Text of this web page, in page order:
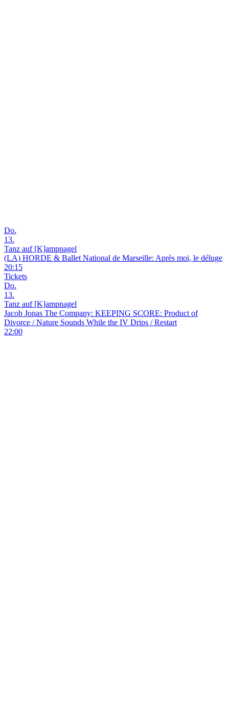
Do.
13.
Tanz auf [K]ampnagel
(LA) HORDE & Ballet National de Marseille: Après moi, le déluge
20:15
Tickets
Do.
13.
Tanz auf [K]ampnagel
Jacob Jonas The Company: KEEPING SCORE: Product of
Divorce / Nature Sounds While the IV Drips / Restart
22:00